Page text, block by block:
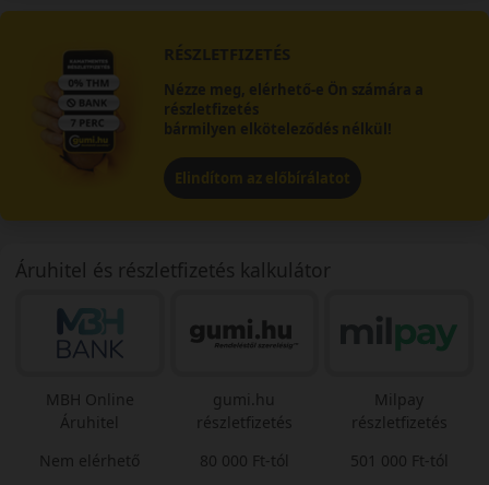
RÉSZLETFIZETÉS
Nézze meg, elérhető-e Ön számára a
részletfizetés
bármilyen elköteleződés nélkül!
Elindítom az előbírálatot
Áruhitel és részletfizetés kalkulátor
MBH Online
Áruhitel
Nem elérhető
gumi.hu
részletfizetés
80 000 Ft-tól
Milpay
részletfizetés
501 000 Ft-tól